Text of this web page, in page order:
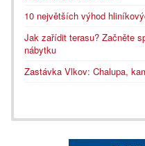
10 největších výhod
Jak zařídit terasu? Začněte
nábytku
Zastávka Vlkov: Chalupa,